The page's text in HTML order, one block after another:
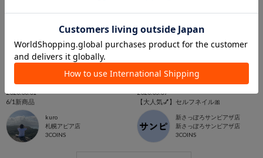
2026.06.01
6/1新商品
kuro
札幌アピア店
3COINS
2026.05.09
【大人気💅】セルフネイル🎀
新さっぽろサンピアザ店
新さっぽろサンピアザ店
3COINS